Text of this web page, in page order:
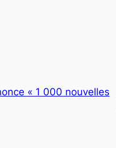
« 1 000 nouvelles